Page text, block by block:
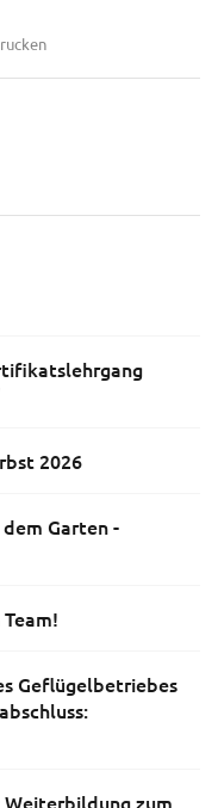
2026
Garten -
Geflügelbetriebes
zum